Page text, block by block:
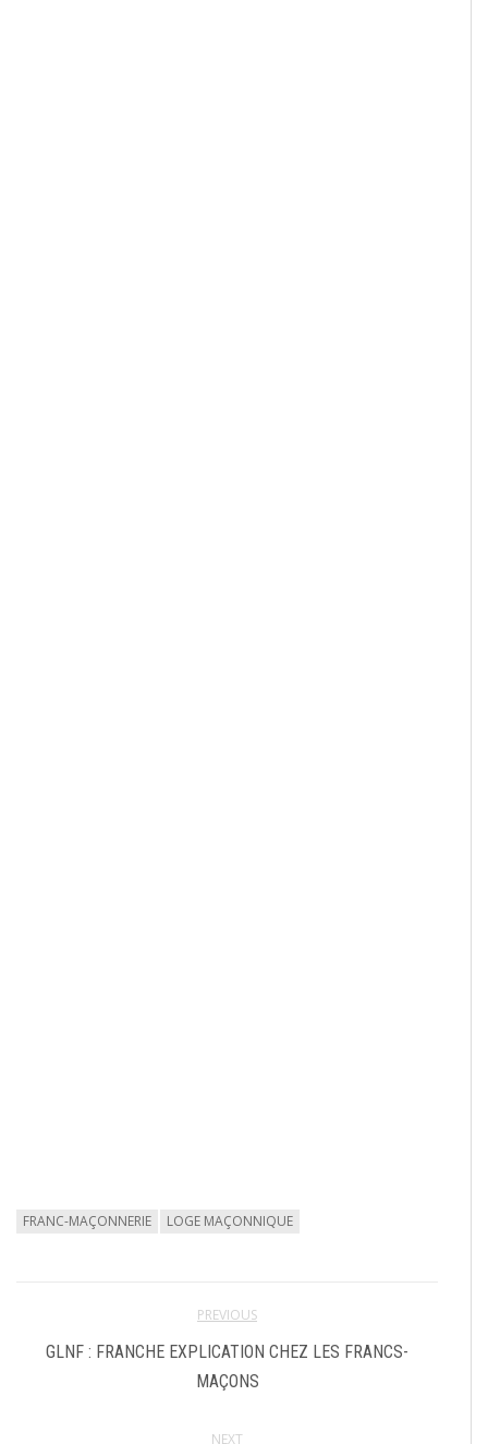
FRANC-MAÇONNERIE LOGE MAÇONNIQUE
PREVIOUS
GLNF : FRANCHE EXPLICATION CHEZ LES FRANCS-
MAÇONS
NEXT